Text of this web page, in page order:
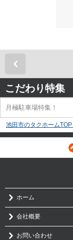
こだわり特集
月極駐車場特集！
池田市のタクホームTOP
ホーム
会社概要
お問い合わせ